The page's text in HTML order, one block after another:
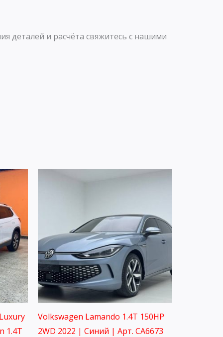
деталей и расчёта свяжитесь с нашими
1.4T
Volkswagen Lamando 1.4T 150HP
2WD 2022 | Синий | Арт. CA6673